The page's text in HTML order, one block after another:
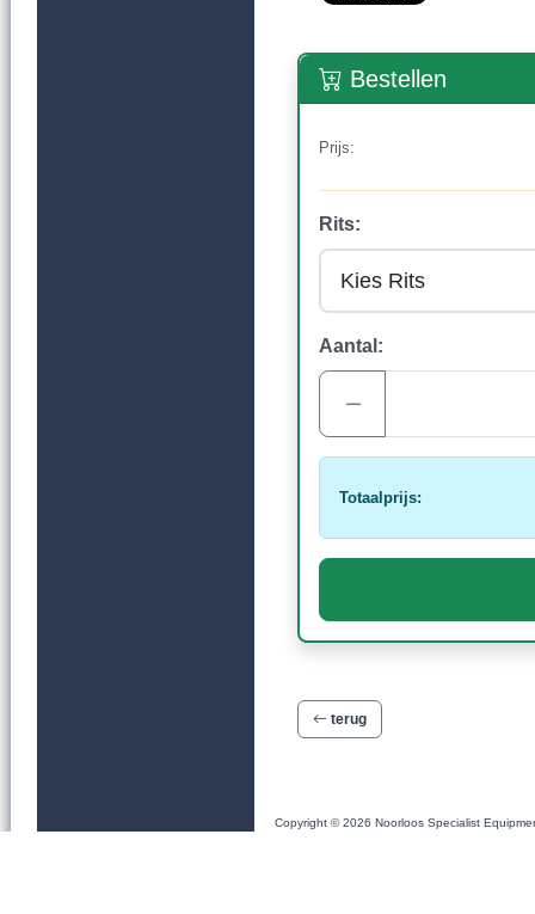
Bestellen
Prijs:
Rits:
Aantal:
Totaalprijs:
terug
Copyright © 2026 Noorloos Specialist